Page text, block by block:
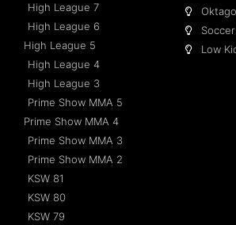
High League 7
High League 6
High League 5
High League 4
High League 3
Prime Show MMA 5
Prime Show MMA 4
Prime Show MMA 3
Prime Show MMA 2
KSW 81
KSW 80
KSW 79
Low